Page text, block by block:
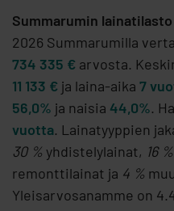
Summarumin
2026 Summarumilla
734 335 € arvosta.
11 133 € ja laina-aika 7
56,0% ja naisia 44,0%.
vuotta. Lainatyyppien
30 % yhdistelylainat, 16 %
remonttilainat ja 4 %
Yleisarvosanamme on